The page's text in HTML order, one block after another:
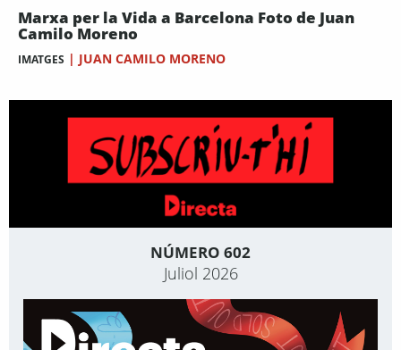
Marxa per la Vida a Barcelona Foto de Juan
Camilo Moreno
IMATGES | JUAN CAMILO MORENO
NÚMERO 602
Juliol 2026